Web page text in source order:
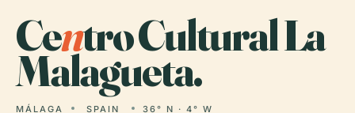
Centro Cultural La
Malagueta.
MÁLAGA SPAIN 36° N · 4° W